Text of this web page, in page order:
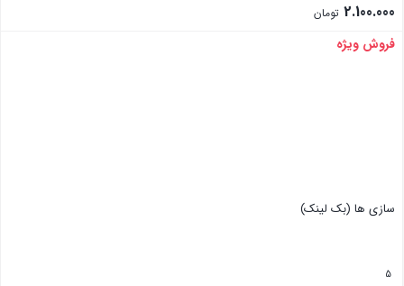
2.100.000 تومان
بستن
فروش ویژه
سازی ها (بک لینک)
5